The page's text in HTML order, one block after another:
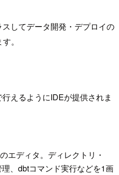
してデータ開発・デプロイの
。
えるようにIDEが提供されま
エディタ。ディレクトリ・
、dbtコマンド実行などを1画